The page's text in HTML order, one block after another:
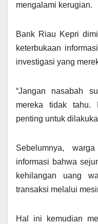
mengalami kerugian.
Bank Riau Kepri
keterbukaan
investigasi yang
“Jangan nasabah
mereka tidak tahu.
penting untuk
Sebelumnya,
informasi bahwa
kehilangan uang
transaksi melalui
Hal ini kemudian